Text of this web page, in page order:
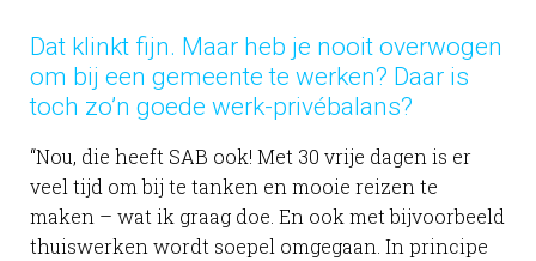
Dat klinkt fijn. Maar heb je nooit overwogen
om bij een gemeente te werken? Daar is
toch zo’n goede werk-privébalans?
“Nou, die heeft SAB ook! Met 30 vrije dagen is er
veel tijd om bij te tanken en mooie reizen te
maken – wat ik graag doe. En ook met bijvoorbeeld
thuiswerken wordt soepel omgegaan. In principe